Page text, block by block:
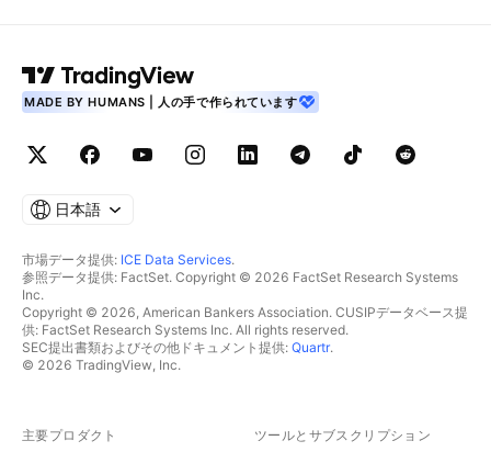
MADE BY HUMANS | 人の手で作られています
日本語
市場データ提供: ICE Data Services.
参照データ提供: FactSet. Copyright © 2026 FactSet Research Systems
Inc.
Copyright © 2026, American Bankers Association. CUSIPデータベース提
供: FactSet Research Systems Inc. All rights reserved.
SEC提出書類およびその他ドキュメント提供: Quartr.
© 2026 TradingView, Inc.
主要プロダクト ツールとサブスクリプション